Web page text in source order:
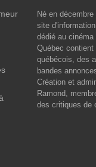
Né en
site
dédié au
Québec
québécois, des
bandes
Création et
Ramond,
des critiques de